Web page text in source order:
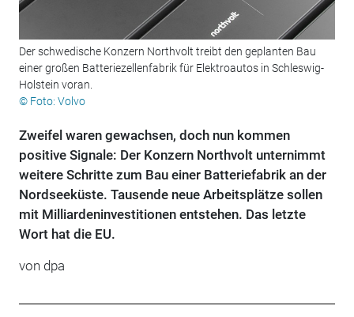
Der schwedische Konzern Northvolt treibt den geplanten Bau
einer großen Batteriezellenfabrik für Elektroautos in Schleswig-
Holstein voran.
© Foto: Volvo
Zweifel waren gewachsen, doch nun kommen
positive Signale: Der Konzern Northvolt unternimmt
weitere Schritte zum Bau einer Batteriefabrik an der
Nordseeküste. Tausende neue Arbeitsplätze sollen
mit Milliardeninvestitionen entstehen. Das letzte
Wort hat die EU.
von dpa